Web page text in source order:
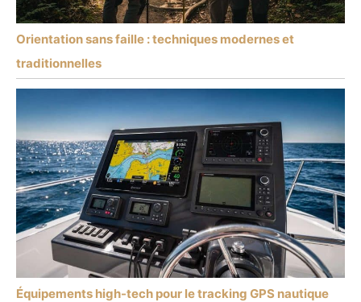
Orientation sans faille : techniques modernes et
traditionnelles
Équipements high-tech pour le tracking GPS nautique